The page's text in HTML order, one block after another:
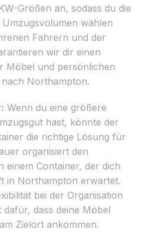
Größen an, sodass du die
wählen
Fahrern und der
wir dir einen
Möbel und persönlichen
Northampton.
Wenn du eine größere
hast, könnte der
die richtige Lösung für
organisiert den
einem Container, der dich
in Northampton erwartet.
bei der Organisation
dass deine Möbel
Zielort ankommen.